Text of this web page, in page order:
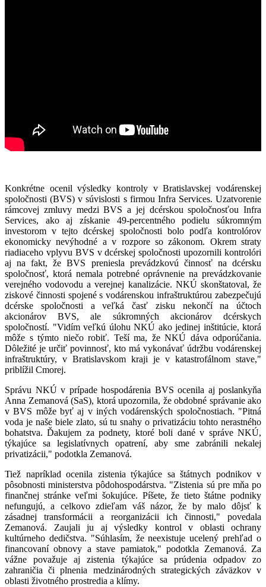
Konkrétne ocenil výsledky kontroly v Bratislavskej vodárenskej
spoločnosti (BVS) v súvislosti s firmou Infra Services. Uzatvorenie
rámcovej zmluvy medzi BVS a jej dcérskou spoločnosťou Infra
Services, ako aj získanie 49-percentného podielu súkromným
investorom v tejto dcérskej spoločnosti bolo podľa kontrolórov
ekonomicky nevýhodné a v rozpore so zákonom. Okrem straty
riadiaceho vplyvu BVS v dcérskej spoločnosti upozornili kontrolóri
aj na fakt, že BVS preniesla prevádzkovú činnosť na dcérsku
spoločnosť, ktorá nemala potrebné oprávnenie na prevádzkovanie
verejného vodovodu a verejnej kanalizácie. NKÚ skonštatoval, že
ziskové činnosti spojené s vodárenskou infraštruktúrou zabezpečujú
dcérske spoločnosti a veľká časť zisku nekončí na účtoch
akcionárov BVS, ale súkromných akcionárov dcérskych
spoločností. "Vidím veľkú úlohu NKÚ ako jedinej inštitúcie, ktorá
môže s týmto niečo robiť. Teší ma, že NKÚ dáva odporúčania.
Dôležité je určiť povinnosť, kto má vykonávať údržbu vodárenskej
infraštruktúry, v Bratislavskom kraji je v katastrofálnom stave,"
priblížil Cmorej.
Správu NKÚ v prípade hospodárenia BVS ocenila aj poslankyňa
Anna Zemanová (SaS), ktorá upozornila, že obdobné správanie ako
v BVS môže byť aj v iných vodárenských spoločnostiach. "Pitná
voda je naše biele zlato, sú tu snahy o privatizáciu tohto nerastného
bohatstva. Ďakujem za podnety, ktoré boli dané v správe NKÚ,
týkajúce sa legislatívnych opatrení, aby sme zabránili nekalej
privatizácii," podotkla Zemanová.
Tiež napríklad ocenila zistenia týkajúce sa štátnych podnikov v
pôsobnosti ministerstva pôdohospodárstva. "Zistenia sú pre mňa po
finančnej stránke veľmi šokujúce. Píšete, že tieto štátne podniky
nefungujú, a celkovo zdieľam váš názor, že by malo dôjsť k
zásadnej transformácii a reorganizácii ich činnosti," povedala
Zemanová. Zaujali ju aj výsledky kontrol v oblasti ochrany
kultúrneho dedičstva. "Súhlasím, že neexistuje ucelený prehľad o
financovaní obnovy a stave pamiatok," podotkla Zemanová. Za
vážne považuje aj zistenia týkajúce sa prúdenia odpadov zo
zahraničia či plnenia medzinárodných strategických záväzkov v
oblasti životného prostredia a klímy.